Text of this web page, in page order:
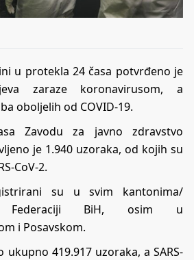
u protekla 24 časa potvrđeno je
zaraze koronavirusom, a
oboljelih od COVID-19.
Zavodu za javno zdravstvo
je 1.940 uzoraka, od kojih su
CoV-2.
su u svim kantonima/
Federaciji BiH, osim u
i Posavskom.
419.917 uzoraka, a SARS-